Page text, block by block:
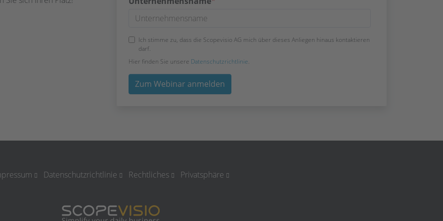
Ich stimme zu, dass die Scopevisio AG mich über dieses Anliegen hinaus kontaktieren
darf.
Hier finden Sie unsere Datenschutzrichtlinie.
Datenschutzrichtlinie Rechtliches Privatsphäre